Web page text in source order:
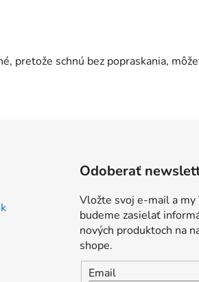
pretože schnú bez popraskania,
Odoberať
Vložte svoj e-mail a my
budeme zasielať
nových produktoch na
shope.
Email